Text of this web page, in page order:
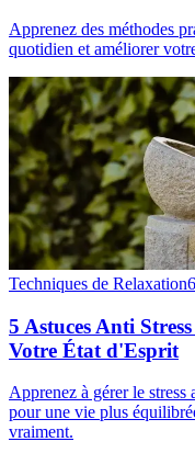
Apprenez des méthodes
quotidien et améliorer
Techniques de Relaxation6
5 Astuces Anti
Votre État d'Esprit
Apprenez à gérer le stress
pour une vie plus
vraiment.